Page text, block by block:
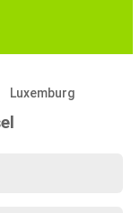
Luxemburg